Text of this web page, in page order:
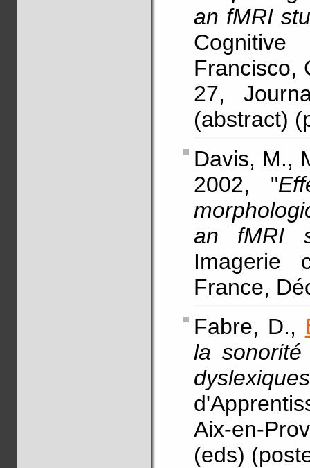
an fMRI
Cognitive
Francisco,
27,
(abstract)
Davis, M.,
2002, "
an fMRI
Imagerie
France,
Fabre, D.,
la
dyslexiques
Aix-en-
(eds)